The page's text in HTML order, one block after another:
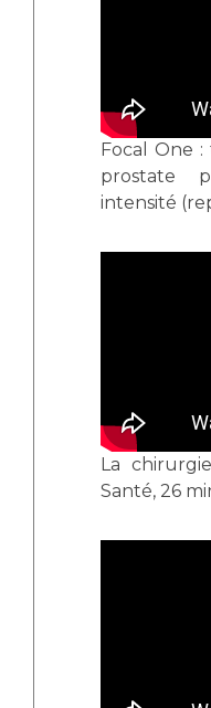
Focal One
prostate
intensité
La
Santé, 26